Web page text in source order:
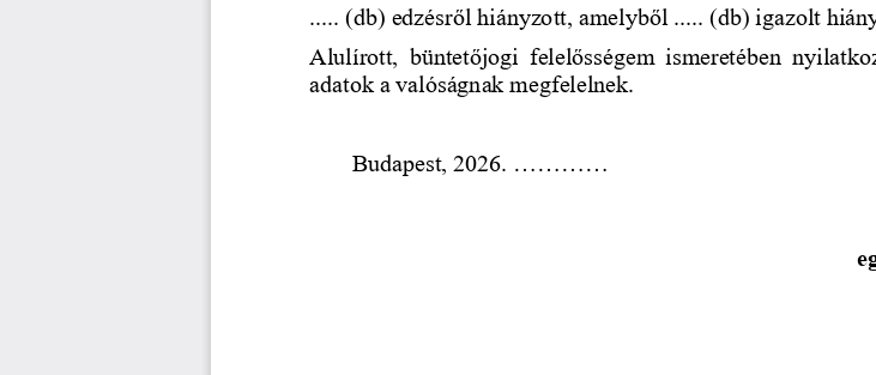
..... (db) edzésről hiányzott, amelyből ..... (db) igazolt
Alulírott,  büntetőjogi  felelősségem  ismeretében
adatok a valóságnak megfelelnek.
Budapest, 2026. ............